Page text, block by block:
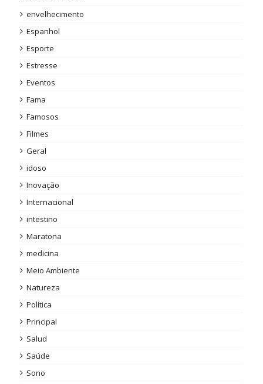
envelhecimento
Espanhol
Esporte
Estresse
Eventos
Fama
Famosos
Filmes
Geral
idoso
Inovação
Internacional
intestino
Maratona
medicina
Meio Ambiente
Natureza
Política
Principal
Salud
Saúde
Sono